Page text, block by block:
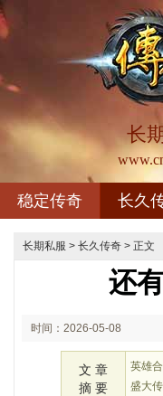
长
稳定传奇 长久
长期私服 > 长久传奇 > 正文
还
时间：2026-05-08
文 章
摘 要
英雄
盛大